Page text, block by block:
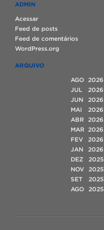
ADMIN
Acessar
Feed de posts
Feed de comentários
WordPress.org
ARQUIVO
AGO
2026
JUL
2026
JUN
2026
MAI
2026
ABR
2026
MAR
2026
FEV
2026
JAN
2026
DEZ
2025
NOV
2025
SET
2025
AGO
2025